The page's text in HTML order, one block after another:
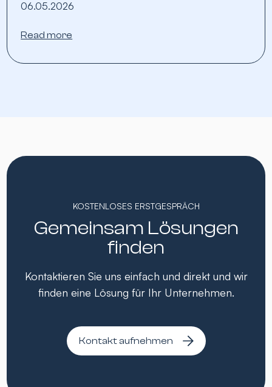
06.05.2026
Read more
KOSTENLOSES ERSTGESPRÄCH
Gemeinsam Lösungen
finden
Kontaktieren Sie uns einfach und direkt und wir
finden eine Lösung für Ihr Unternehmen.
Kontakt aufnehmen